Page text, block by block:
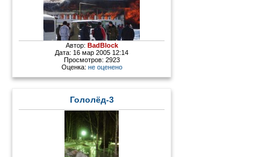
Автор: BadBlock
Дата: 16 мар 2005 12:14
Просмотров: 2923
Оценка: не оценено
Гололёд-3